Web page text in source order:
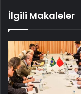
İlgili Makaleler